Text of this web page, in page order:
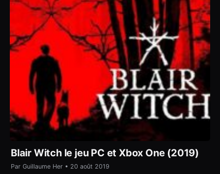
Blair Witch le jeu PC et Xbox One (2019)
Par Guillaume Her • 20 août 2019